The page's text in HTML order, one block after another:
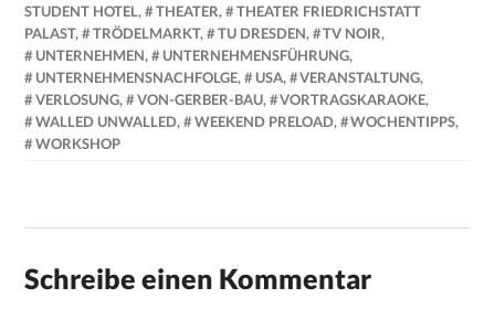
STUDENT HOTEL, THEATER,
THEATER FRIEDRICHSTATT
PALAST, TRÖDELMARKT, TU DRESDEN, TV NOIR,
UNTERNEHMEN, UNTERNEHMENSFÜHRUNG,
UNTERNEHMENSNACHFOLGE, USA, VERANSTALTUNG,
VERLOSUNG, VON-GERBER-BAU, VORTRAGSKARAOKE,
WALLED UNWALLED, WEEKEND PRELOAD, WOCHENTIPPS,
WORKSHOP
Schreibe einen Kommentar